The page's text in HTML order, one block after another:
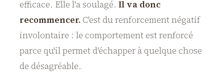
efficace. Elle l'a soulagé. Il va donc
recommencer.C'est du renforcement négatif
involontaire : le comportement est renforcé
parce qu'il permet d'échapper à quelque chose
de désagréable.